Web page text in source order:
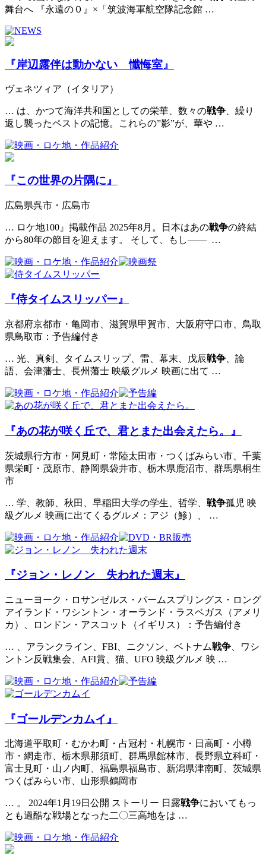
舞台へ 『永遠の０』×「筑波海軍航空隊記念館 …
『岸辺露伴は動かない 懺悔室』
ヴェネツィア（イタリア）
… は、かつて海洋共和国としての栄華、数々の戦争 、繰り
返し襲ったペストの記憶。これらの”影”が、華や …
『この世界の片隅に』
広島県呉市・広島市
… ロケ地100』掲載作品 2025年8月。日本はあの戦争の終結
から80年の節目を迎えます。 そして、もし—— …
『侍タイムスリッパー』
京都府京都市・亀岡市、滋賀県甲賀市、大阪府守口市、鳥取
県鳥取市：予告編付き
… 光、真剣、タイムスリップ、雷、幕末、戊辰戦争 、論
語、会津藩士、長州藩士 映級グルメ 映画に出て …
『あの花が咲く丘で、君とまた出会えたら。』
茨城県行方市・阿見町・常陸太田市・つくばみらい市、千葉
県栄町・茂原市、静岡県袋井市、栃木県鹿沼市、群馬県桐生
市
… 学、教師、秋田、早稲田大学の学生、哲学、 戦争孤児 映
級グルメ 映画に出てくるグルメ：アジ（鯵）、 …
『ジョン・レノン 失われた週末』
ニューヨーク・ロサンゼルス・パームスプリングス・ロング
アイランド・ワシントン・オーランド・ラスベガス（アメリ
カ）、ロンドン・アスコット（イギリス）：予告編付き
… 、アランクライン、FBI、ニクソン、ベトナム戦争 、ワシ
ントン反戦集会、AFI賞、猫、UFO 映級グルメ 映 …
『ゴールデンカムイ』
北海道平取町・むかわ町・占冠村・札幌市・日高町・小樽
市・網走市、栃木県那須町、群馬県館林市、長野県立科町・
富士見町・山ノ内町、福島県福島市、新潟県津南町、茨城県
つくばみらい市、山形県鶴岡市
… 。 2024年1月19日公開 ストーリー 日露戦争においてもっ
とも過酷な戦場となった二〇三高地をは …